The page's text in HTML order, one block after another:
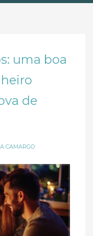
uma boa
de
CAMARGO